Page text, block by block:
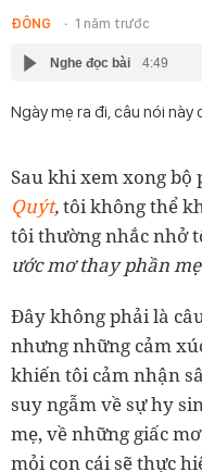
ĐÔNG 1 năm trước
Nghe đọc bài 4:49
Ngày mẹ ra đi, câu nói này
Sau khi xem xong bộ
Quýt,tôi không thể
tôi thường nhắc nhở
ước mơ thay phần
Đây không phải là
nhưng những cảm
khiến tôi cảm nhận
suy ngẫm về sự hy
mẹ, về những giấc
mỏi con cái sẽ thực